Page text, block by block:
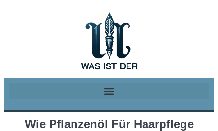
Wie Pflanzenöl Für Haarpflege